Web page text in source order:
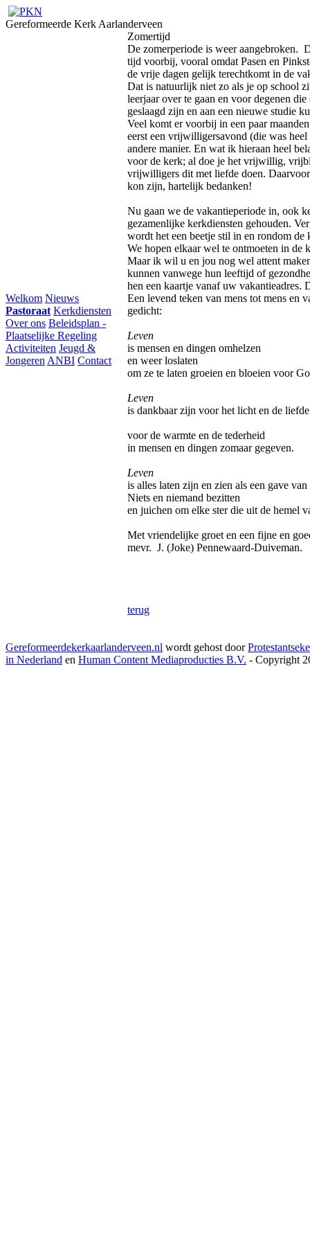
Gereformeerde Kerk Aarlanderveen
Welkom Nieuws
Pastoraat Kerkdiensten
Over ons Beleidsplan -
Plaatselijke Regeling
Activiteiten Jeugd &
Jongeren ANBI Contact
Zomertijd
De zomerperiode is weer aangebroken.
tijd voorbij, vooral omdat Pasen en
de vrije dagen gelijk terechtkomt in de
Dat is natuurlijk niet zo als je op school
leerjaar over te gaan en voor degenen
geslaagd zijn en aan een nieuwe studie
Veel komt er voorbij in een paar
eerst een vrijwilligersavond (die was
andere manier. En wat ik hieraan heel
voor de kerk; al doe je het vrijwillig,
vrijwilligers dit met liefde doen.
kon zijn, hartelijk bedanken!
Nu gaan we de vakantieperiode in, ook
gezamenlijke kerkdiensten gehouden.
wordt het een beetje stil in en rondom
We hopen elkaar wel te ontmoeten in de
Maar ik wil u en jou nog wel attent
kunnen vanwege hun leeftijd of
hen een kaartje vanaf uw vakantieadres.
Een levend teken van mens tot mens en
gedicht:
Leven
is mensen en dingen omhelzen
en weer loslaten
om ze te laten groeien en bloeien voor
Leven
is dankbaar zijn voor het licht en de liefde
voor de warmte en de tederheid
in mensen en dingen zomaar gegeven.
Leven
is alles laten zijn en zien als een gave
Niets en niemand bezitten
en juichen om elke ster die uit de hemel
Met vriendelijke groet en een fijne en
mevr. J. (Joke) Pennewaard-Duiveman.
terug
Gereformeerdekerkaarlanderveen.nl wordt gehost door
in Nederland en Human Content Mediaproducties B.V. - Copyright